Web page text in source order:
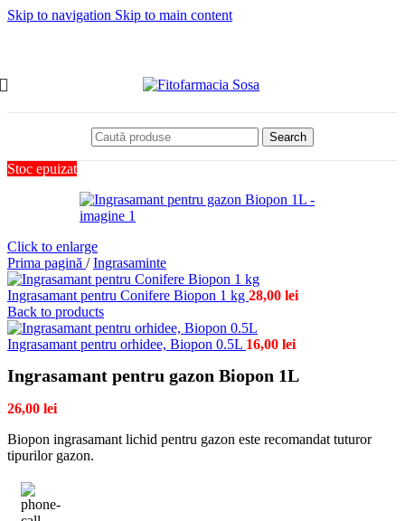
Skip to navigation Skip to main content
Search
Stoc epuizat
Click to enlarge
Prima pagină / Ingrasaminte
Ingrasamant pentru Conifere Biopon 1 kg 28,00 lei
Back to products
Ingrasamant pentru orhidee, Biopon 0.5L 16,00 lei
Ingrasamant pentru gazon Biopon 1L
26,00 lei
Biopon ingrasamant lichid pentru gazon este recomandat tuturor
tipurilor gazon.